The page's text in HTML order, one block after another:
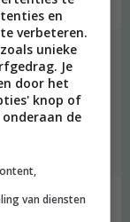
en die maakt
en
verbeteren.
unieke
Je
door het
knop of
de
van diensten